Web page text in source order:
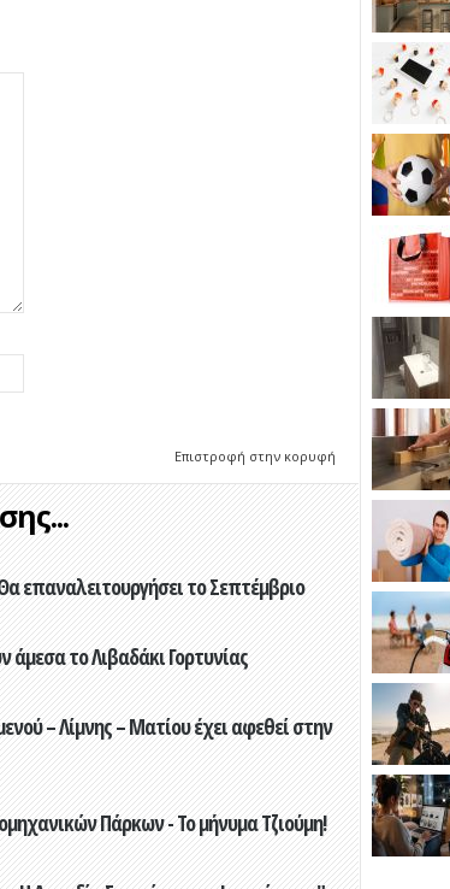
Επιστροφή στην κορυφή
επαναλειτουργήσει το Σεπτέμβριο
άμεσα το Λιβαδάκι Γορτυνίας
– Λίμνης – Ματίου έχει αφεθεί στην
Πάρκων - Το μήνυμα Τζιούμη!